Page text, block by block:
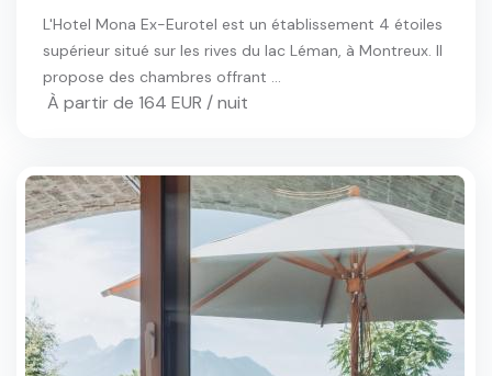
L'Hotel Mona Ex-Eurotel est un établissement 4 étoiles
supérieur situé sur les rives du lac Léman, à Montreux. Il
propose des chambres offrant ...
À partir de 164 EUR / nuit